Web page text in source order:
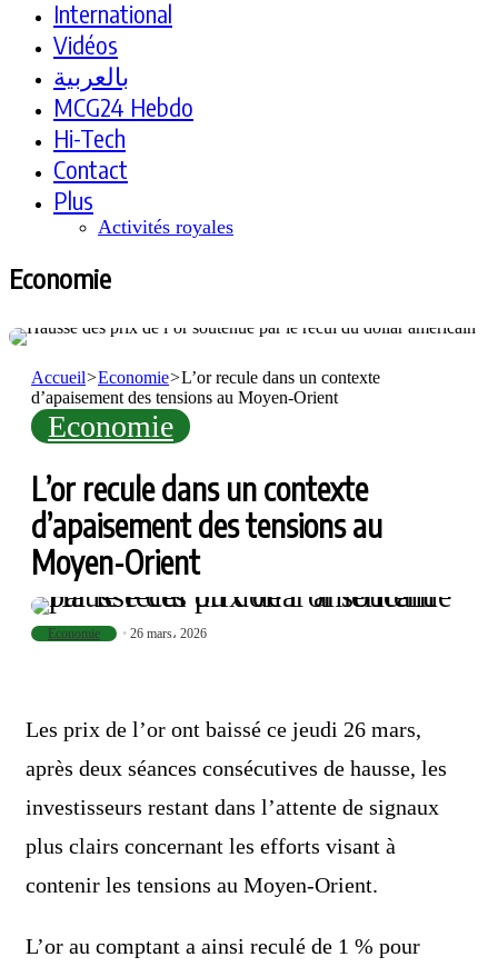
International
Vidéos
بالعربية
MCG24 Hebdo
Hi-Tech
Contact
Plus
Activités royales
Economie
Accueil>Economie>L’or recule dans un contexte
d’apaisement des tensions au Moyen-Orient
Economie
L’or recule dans un contexte
d’apaisement des tensions au
Moyen-Orient
Economie 26 mars، 2026
Les prix de l’or ont baissé ce jeudi 26 mars,
après deux séances consécutives de hausse, les
investisseurs restant dans l’attente de signaux
plus clairs concernant les efforts visant à
contenir les tensions au Moyen-Orient.
L’or au comptant a ainsi reculé de 1 % pour